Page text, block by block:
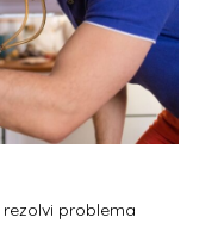
problema